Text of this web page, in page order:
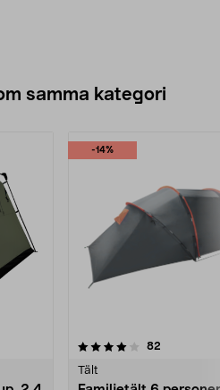
samma kategori
-14%
82
Tält
3.0 av 5 stjärnor